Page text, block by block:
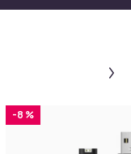
Pro Solar-
-8 %